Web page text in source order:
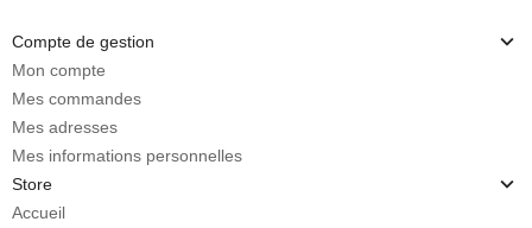
Compte de gestion
Mon compte
Mes commandes
Mes adresses
Mes informations personnelles
Store
Accueil